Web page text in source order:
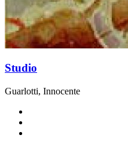
Studio
Guarlotti, Innocente